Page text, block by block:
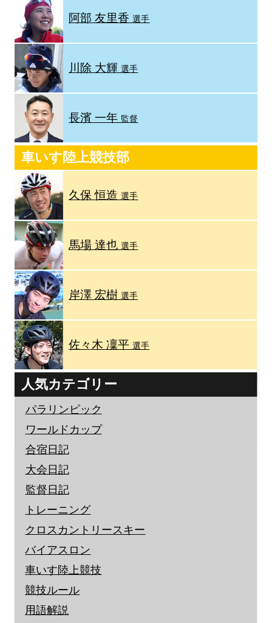
阿部 友里香選手
川除 大輝選手
長濱 一年 監督
車いす陸上競技部
久保 恒造選手
馬場 達也選手
岸澤 宏樹選手
佐々木 凜平選手
人気カテゴリー
パラリンピック
ワールドカップ
合宿日記
大会日記
監督日記
トレーニング
クロスカントリースキー
バイアスロン
車いす陸上競技
競技ルール
用語解説